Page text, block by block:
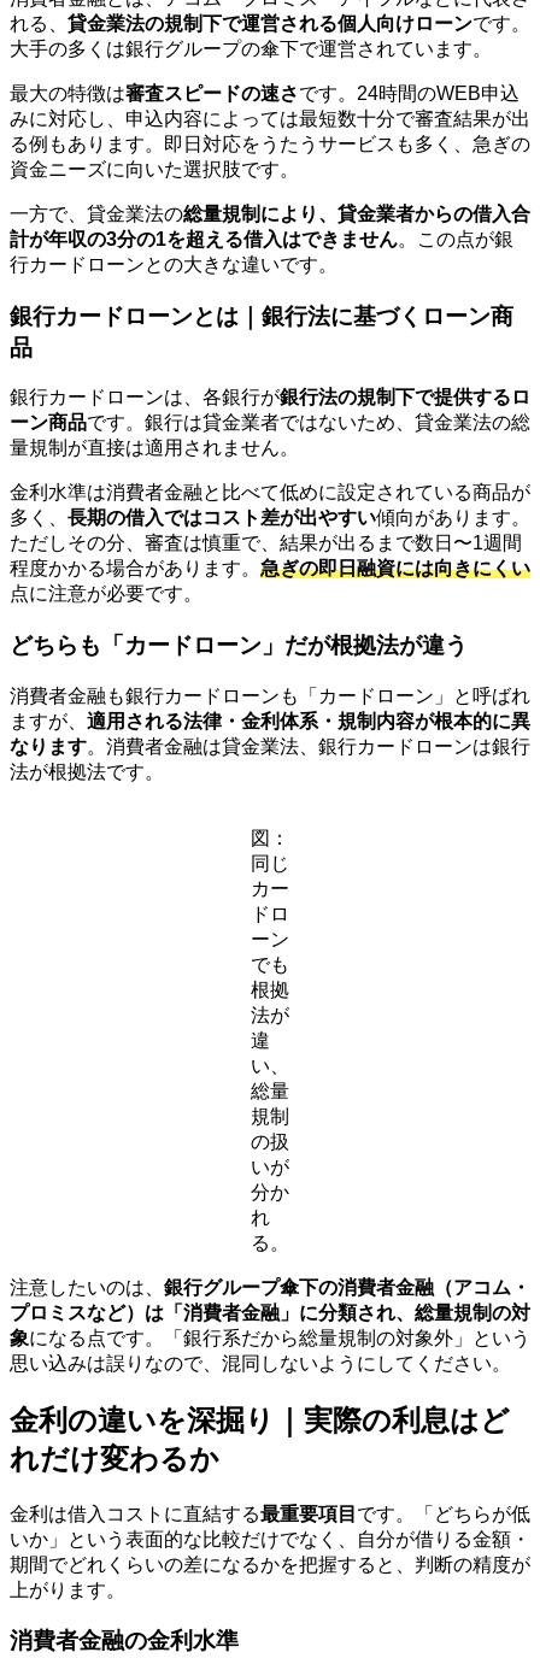
れる、 貸金業法の規制下で運営される個人向けローンです。
大手の多くは銀行グループの傘下で運営されています。
最大の特徴は審査スピードの速さです。24時間のWEB申込
みに対応し、申込内容によっては最短数十分で審査結果が出
る例もあります。即日対応をうたうサービスも多く、急ぎの
資金ニーズに向いた選択肢です。
一方で、貸金業法の総量規制により、貸金業者からの借入合
計が年収の3分の1を超える借入はできません。この点が銀
行カードローンとの大きな違いです。
銀行カードローンとは｜銀行法に基づくローン商
品
銀行カードローンは、各銀行が銀行法の規制下で提供するロ
ーン商品です。銀行は貸金業者ではないため、貸金業法の総
量規制が直接は適用されません。
金利水準は消費者金融と比べて低めに設定されている商品が
多く、 長期の借入ではコスト差が出やすい傾向があります。
ただしその分、審査は慎重で、結果が出るまで数日〜1週間
程度かかる場合があります。 急ぎの即日融資には向きにくい
点に注意が必要です。
どちらも「カードローン」だが根拠法が違う
消費者金融も銀行カードローンも「カードローン」と呼ばれ
ますが、 適用される法律・金利体系・規制内容が根本的に異
なります。消費者金融は貸金業法、銀行カードローンは銀行
法が根拠法です。
図：
同じ
カー
ドロ
ーン
でも
根拠
法が
違
い、
総量
規制
の扱
いが
分か
れ
る。
注意したいのは、 銀行グループ傘下の消費者金融（アコム・
プロミスなど）は「消費者金融」に分類され、総量規制の対
象になる点です。「銀行系だから総量規制の対象外」という
思い込みは誤りなので、混同しないようにしてください。
金利の違いを深掘り｜実際の利息はど
れだけ変わるか
金利は借入コストに直結する最重要項目 です。「どちらが低
いか」という表面的な比較だけでなく、自分が借りる金額・
期間でどれくらいの差になるかを把握すると、判断の精度が
上がります。
消費者金融の金利水準